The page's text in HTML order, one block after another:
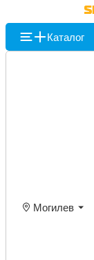
Каталог
Могилев